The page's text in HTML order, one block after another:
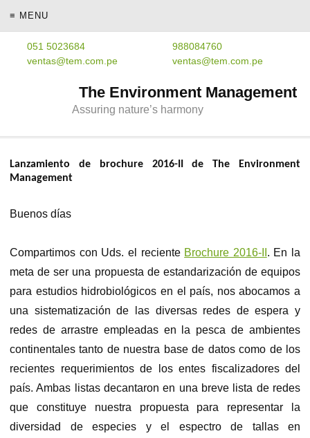
≡ MENU
051 5023684
988084760
ventas@tem.com.pe
ventas@tem.com.pe
The Environment Management
Assuring nature’s harmony
Lanzamiento de brochure 2016-II de The Environment
Management
Buenos días
Compartimos con Uds. el reciente Brochure 2016-II . En la
meta de ser una propuesta de estandarización de equipos
para estudios hidrobiológicos en el país, nos abocamos a
una sistematización de las diversas redes de espera y
redes de arrastre empleadas en la pesca de ambientes
continentales tanto de nuestra base de datos como de los
recientes requerimientos de los entes fiscalizadores del
país. Ambas listas decantaron en una breve lista de redes
que constituye nuestra propuesta para representar la
diversidad de especies y el espectro de tallas en